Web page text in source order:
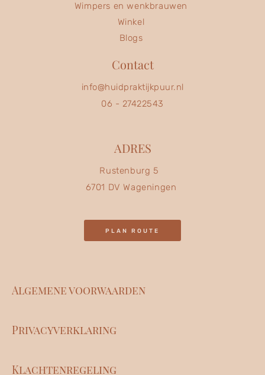
Wimpers en wenkbrauwen
Winkel
Blogs
Contact
info@huidpraktijkpuur.nl
06 - 27422543
ADRES
Rustenburg 5
6701 DV Wageningen
PLAN ROUTE
Algemene voorwaarden
Privacyverklaring
Klachtenregeling